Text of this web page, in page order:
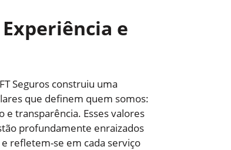
e
Seguros construiu uma
que definem quem somos:
e transparência. Esses valores
profundamente enraizados
refletem-se em cada serviço